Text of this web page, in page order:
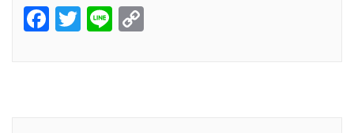
Facebook
Twitter
Line